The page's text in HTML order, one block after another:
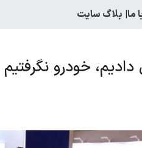
ما| بلاگ سایت
خودرو نگرفتیم